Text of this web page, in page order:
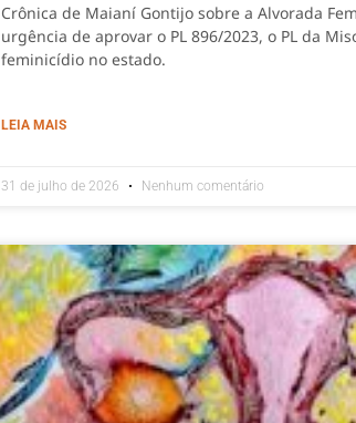
Crônica de Maianí Gontijo sobre a Alvorada
urgência de aprovar o PL 896/2023, o PL da
feminicídio no estado.
LEIA MAIS
31 de julho de 2026 Nenhum comentário